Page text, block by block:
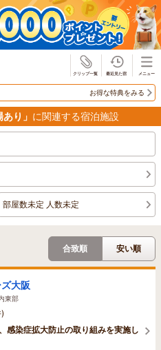
お得な特典をみる
り」 に関連する宿泊施設
部屋数未定 人数未定
合致順 安い順
大阪
東部
感染症拡大防止の取り組みを実施し